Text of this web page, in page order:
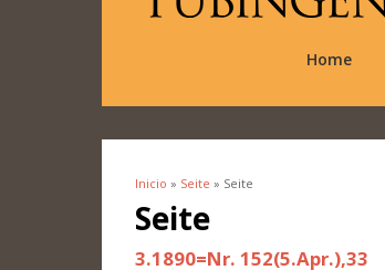
Home
Se encuentra usted aquí
Inicio » Seite » Seite
Seite
3.1890=Nr. 152(5.Apr.),33